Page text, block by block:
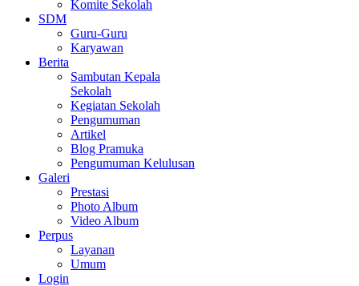
Komite Sekolah
SDM
Guru-Guru
Karyawan
Berita
Sambutan Kepala
Sekolah
Kegiatan Sekolah
Pengumuman
Artikel
Blog Pramuka
Pengumuman Kelulusan
Galeri
Prestasi
Photo Album
Video Album
Perpus
Layanan
Umum
Login